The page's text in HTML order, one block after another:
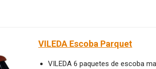
VILEDA Escoba Parquet
VILEDA 6 paquetes de escoba